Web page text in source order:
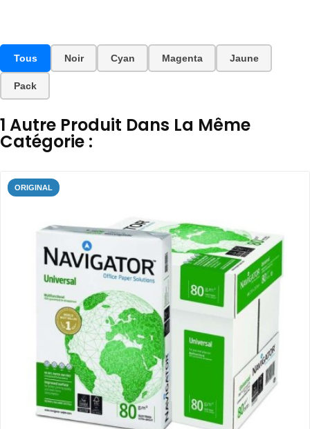
Tous Noir Cyan Magenta Jaune
Pack
1 Autre Produit Dans La Même
Catégorie :
ORIGINAL